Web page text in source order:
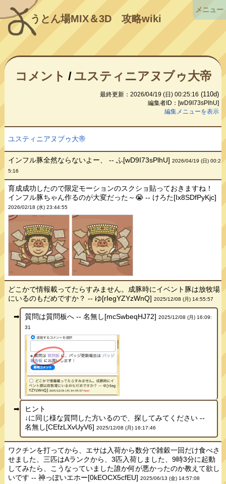
うとん場MIX＆3D攻略wiki
コメント / ユスティニアヌブゥ大帝
最終更新：2026/04/19 (日) 00:25:16 (110d)
編集者ID：[wD9I73sPlhU]
編集メニューを表示
ユスティニアヌブゥ大帝
インフル豚全然ならないよー、 -- ふ[wD9I73sPlhU]2026/04/19 (日) 00:2
5:16
育成成功したので限定モーションのスクショ貼っておきますね！
インフル豚ちゃん作るのが大変だった～😭 -- けろた[Ix8SDfPyKjc]
2026/02/18 (水) 23:44:55
どこかで情報載ってたらすみません。成豚時にイベント豚は放牧場
にいるのもだめですか？ -- ゆ[rIegYZYzWnQ]2025/12/08 (月) 14:55:57
質問は質問板へ -- 名無し[mcSwbeqHJ72] 2025/12/08 (月) 16:09:
31
ヒント
↓に同じ様な質問した方いるので、探してみてください --
名無し[CEfzLXvUyV6] 2025/12/08 (月) 16:17:46
ワクチンを打ってから、エサは入荷から数分で雑穀一回だけ食べさ
せました、三匹はAランクから、3匹入荷しました、9時3分に起動
してみたら、こうなっていました誰か何が悪かったのか教えて欲し
いです -- 神っぽいエホー[0kEOCX5cfEU]2025/06/13 (金) 14:57:08
メニュー